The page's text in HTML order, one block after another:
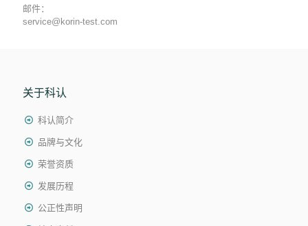
邮件：
service@korin-test.com
关于科认
科认简介
品牌与文化
荣誉资质
发展历程
公正性声明